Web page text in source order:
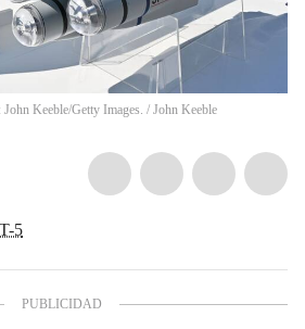
Keeble/Getty Images. / John Keeble
5